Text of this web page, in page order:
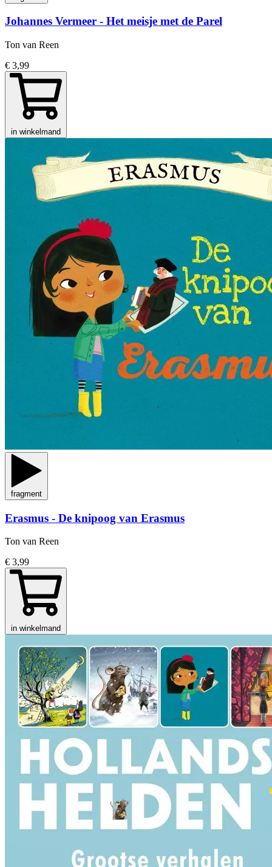
Johannes Vermeer - Het meisje met de Parel
Ton van Reen
€ 3,99
in winkelmand
fragment
Erasmus - De knipoog van Erasmus
Ton van Reen
€ 3,99
in winkelmand